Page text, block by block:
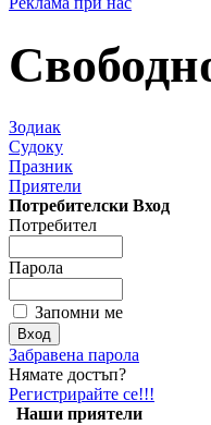
Зодиак
Судоку
Празник
Приятели
Потребителски Вход
Потребител
Парола
Запомни ме
Забравена парола
Нямате достъп?
Регистрирайте се!!!
Наши приятели